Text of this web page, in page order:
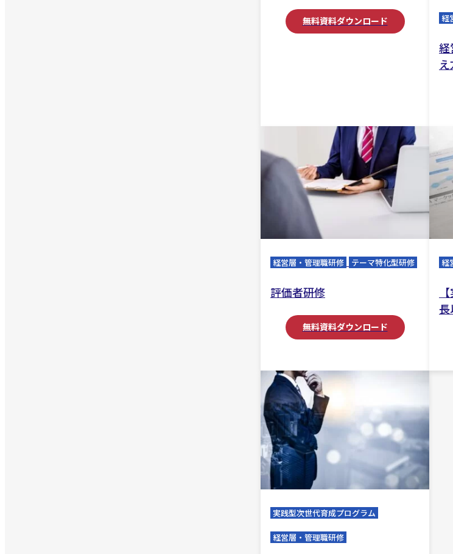
無料資料ダウンロード 経
経
経営層・管理職研修 テーマ特化型研修
評価者研修
無料資料ダウンロード
経
長
実践型次世代育成プログラム
経営層・管理職研修